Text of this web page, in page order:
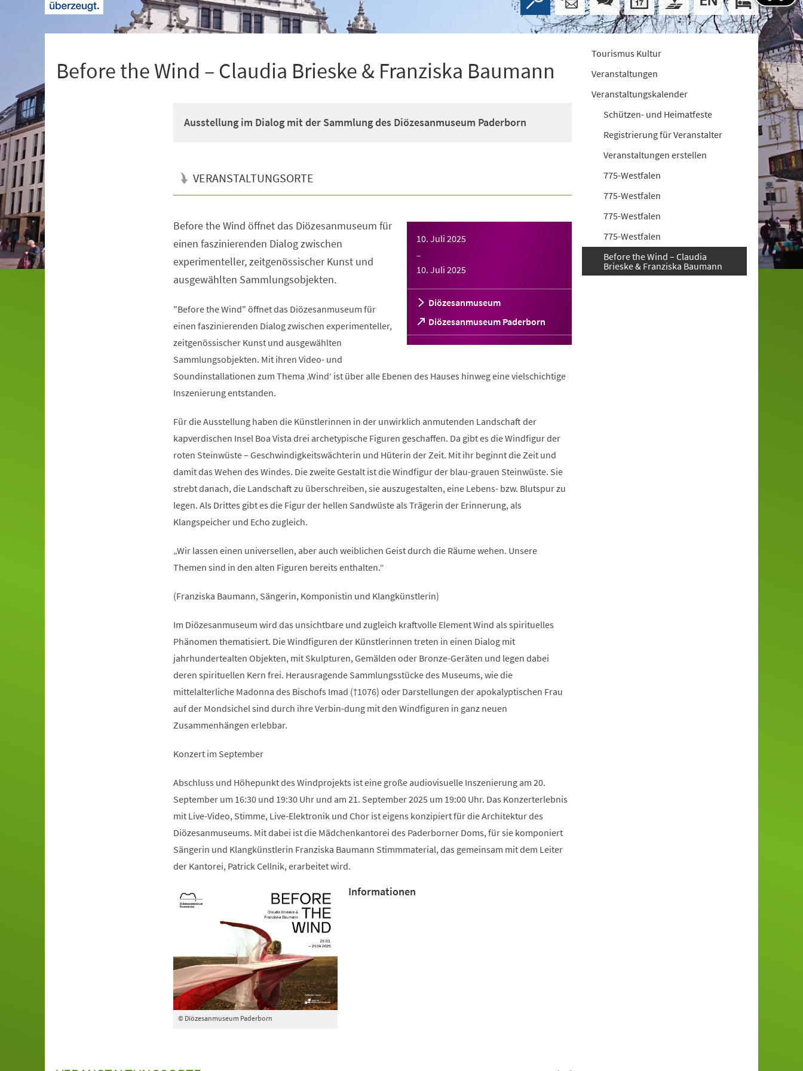
Before the Wind – Claudia Brieske & Franziska Baumann
Ausstellung im Dialog mit der Sammlung des Diözesanmuseum Paderborn
VERANSTALTUNGSORTE
10. Juli 2025
–
10. Juli 2025
Diözesanmuseum
Diözesanmuseum Paderborn
(Öffnet
in
einem
Before the Wind öffnet das Diözesanmuseum für
einen faszinierenden Dialog zwischen
experimenteller, zeitgenössischer Kunst und
ausgewählten Sammlungsobjekten.
"Before the Wind" öffnet das Diözesanmuseum für
einen faszinierenden Dialog zwischen experimenteller,
zeitgenössischer Kunst und ausgewählten
Sammlungsobjekten. Mit ihren Video- und
Soundinstallationen zum Thema ‚Wind‘ ist über alle Ebenen des Hauses hinweg eine vielschichtige
Inszenierung entstanden.
Für die Ausstellung haben die Künstlerinnen in der unwirklich anmutenden Landschaft der
kapverdischen Insel Boa Vista drei archetypische Figuren geschaffen. Da gibt es die Windfigur der
roten Steinwüste – Geschwindigkeitswächterin und Hüterin der Zeit. Mit ihr beginnt die Zeit und
damit das Wehen des Windes. Die zweite Gestalt ist die Windfigur der blau-grauen Steinwüste. Sie
strebt danach, die Landschaft zu überschreiben, sie auszugestalten, eine Lebens- bzw. Blutspur zu
legen. Als Drittes gibt es die Figur der hellen Sandwüste als Trägerin der Erinnerung, als
Klangspeicher und Echo zugleich.
„Wir lassen einen universellen, aber auch weiblichen Geist durch die Räume wehen. Unsere
Themen sind in den alten Figuren bereits enthalten.“
(Franziska Baumann, Sängerin, Komponistin und Klangkünstlerin)
Im Diözesanmuseum wird das unsichtbare und zugleich kraftvolle Element Wind als spirituelles
Phänomen thematisiert. Die Windfiguren der Künstlerinnen treten in einen Dialog mit
jahrhundertealten Objekten, mit Skulpturen, Gemälden oder Bronze-Geräten und legen dabei
deren spirituellen Kern frei. Herausragende Sammlungsstücke des Museums, wie die
mittelalterliche Madonna des Bischofs Imad (†1076) oder Darstellungen der apokalyptischen Frau
auf der Mondsichel sind durch ihre Verbin-dung mit den Windfiguren in ganz neuen
Zusammenhängen erlebbar.
Konzert im September
Abschluss und Höhepunkt des Windprojekts ist eine große audiovisuelle Inszenierung am 20.
September um 16:30 und 19:30 Uhr und am 21. September 2025 um 19:00 Uhr. Das Konzerterlebnis
mit Live-Video, Stimme, Live-Elektronik und Chor ist eigens konzipiert für die Architektur des
Diözesanmuseums. Mit dabei ist die Mädchenkantorei des Paderborner Doms, für sie komponiert
Sängerin und Klangkünstlerin Franziska Baumann Stimmmaterial, das gemeinsam mit dem Leiter
der Kantorei, Patrick Cellnik, erarbeitet wird.
© Diözesanmuseum Paderborn
Informationen
Tourismus Kultur
Veranstaltungen
Veranstaltungskalender
Schützen- und Heimatfeste
Registrierung für Veranstalter
Veranstaltungen erstellen
775-Westfalen
775-Westfalen
775-Westfalen
775-Westfalen
Before the Wind – Claudia
Brieske & Franziska Baumann